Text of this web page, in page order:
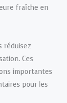
fraîche en
réduisez
Ces
importantes
pour les